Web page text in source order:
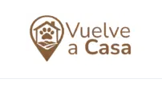
content